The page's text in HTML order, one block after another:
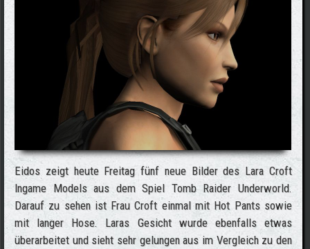
Eidos zeigt heute Freitag fünf neue Bilder des Lara Croft
Ingame Models aus dem Spiel Tomb Raider Underworld.
Darauf zu sehen ist Frau Croft einmal mit Hot Pants sowie
mit langer Hose. Laras Gesicht wurde ebenfalls etwas
überarbeitet und sieht sehr gelungen aus im Vergleich zu den